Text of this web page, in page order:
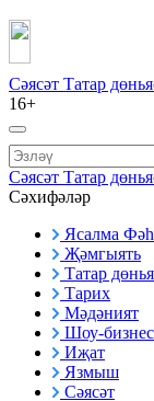
Сәясәт Татар
16+
Сәясәт Татар
Сәхифәләр
Ясалма
Җәмгыять
Татар
Тарих
Мәдәният
Шоу-бизнес
Иҗат
Язмыш
Сәясәт